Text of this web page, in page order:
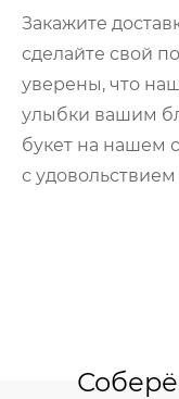
Закажите
сделайте свой
уверены, что
улыбки вашим
букет на нашем
с